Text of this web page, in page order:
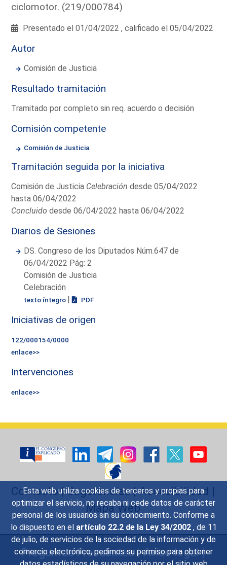
Esta web utiliza cookies de terceros y propias para
optimizar el servicio, no recaba ni cede datos de carácter
personal de los usuarios sin su conocimiento. Conforme a
lo dispuesto en el artículo 22.2 de la Ley 34/2002 , de 11
de julio, de servicios de la sociedad de la información y de
comercio electrónico, pedimos su permiso para obtener
ciclomotor. (219/000784)
Presentado el 01/04/2022 , calificado el 05/04/2022
Autor
Comisión de Justicia
Resultado tramitación
Tramitado por completo sin req. acuerdo o decisión
Comisión competente
Comisión de Justicia
Tramitación seguida por la iniciativa
Comisión de Justicia Celebración desde 05/04/2022
hasta 06/04/2022
Concluido desde 06/04/2022 hasta 06/04/2022
Diarios de Sesiones
DS. Congreso de los Diputados Núm.647 de
06/04/2022 Pág: 2
Comisión de Justicia
Celebración
texto íntegro | PDF
Iniciativas de origen
122/000154/0000
enlace>>
Intervenciones
enlace>>
Contacto|Sugerencias|Accesibilidad |
Mapa Web
Preguntas Frecuentes|Aviso legal|